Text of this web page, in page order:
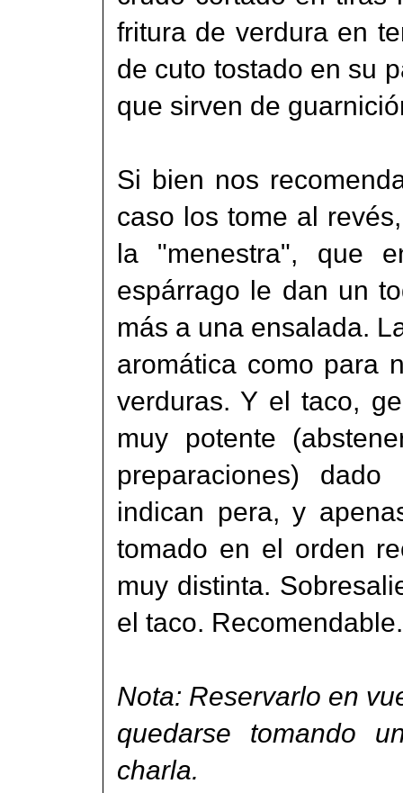
fritura de verdura en
de cuto tostado en su
que sirven de
Si bien nos
caso los tome al
la "menestra", que
espárrago le dan un
más a una ensalada.
aromática como para
verduras. Y el taco,
muy potente
preparaciones)
indican pera, y
tomado en el orden
muy distinta.
el taco. Recomendable.
Nota: Reservarlo en
quedarse tomando
charla.